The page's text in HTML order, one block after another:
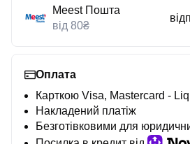
Meest Пошта
від 80₴
Оплата
Карткою Visa, Mastercard -
Накладений платіж
Безготівковими для